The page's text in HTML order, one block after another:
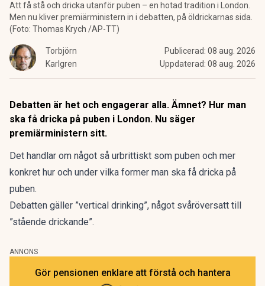
Att få stå och dricka utanför puben – en hotad tradition i London.
Men nu kliver premiärministern in i debatten, på öldrickarnas sida.
(Foto: Thomas Krych /AP-TT)
Torbjörn
Karlgren
Publicerad: 08 aug. 2026
Uppdaterad: 08 aug. 2026
Debatten är het och engagerar alla. Ämnet? Hur man
ska få dricka på puben i London. Nu säger
premiärministern sitt.
Det handlar om något så urbrittiskt som puben och mer
konkret hur och under vilka former man ska få dricka på
puben.
Debatten gäller ”vertical drinking”, något svåröversatt till
”stående drickande”.
ANNONS
Gör pensionen enklare att förstå och hantera